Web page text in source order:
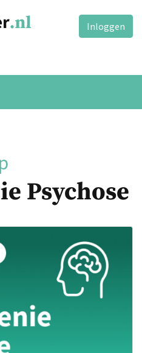
Inloggen
Psychose